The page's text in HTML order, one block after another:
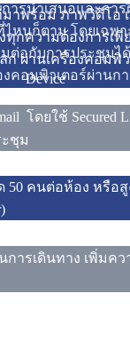
ารนำเสนอและกา
หนก็ตาม โดยเฉพา
มต่อกับการประชุม
คอมพิวเตอร์ผ่านก
ร้อม ภาพวิดีโอ เ
กความต้องการเพี
ผ่านเครื่องคอมพิว
Device
โดยใช้ Secured
ชุม
50 คนต่อห้อง หรือสู
การเดินทาง เพิ่มค